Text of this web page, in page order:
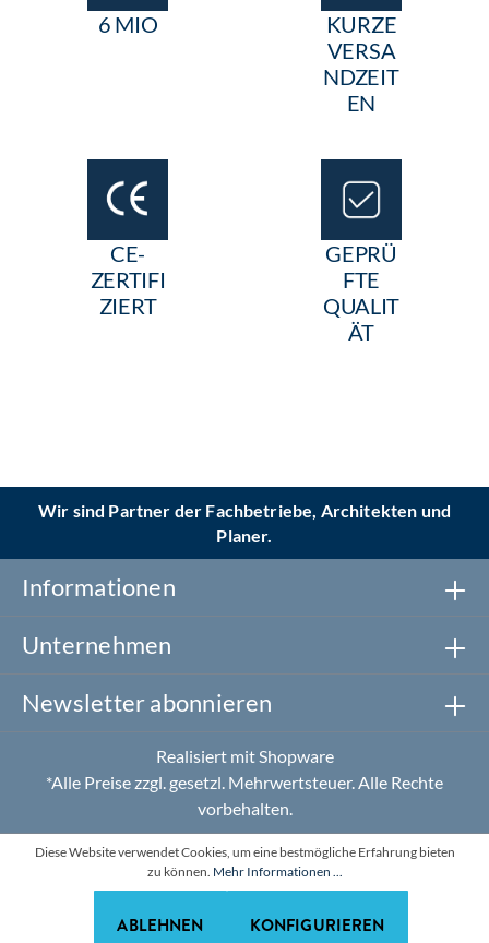
6 MIO
KURZE
VERSA
NDZEIT
EN
CE-
ZERTIFI
ZIERT
GEPRÜ
FTE
QUALIT
ÄT
Wir sind Partner der Fachbetriebe, Architekten und
Planer.
Informationen
Unternehmen
Newsletter abonnieren
Realisiert mit Shopware
*Alle Preise zzgl. gesetzl. Mehrwertsteuer. Alle Rechte
vorbehalten.
Diese Website verwendet Cookies, um eine bestmögliche Erfahrung bieten
zu können. Mehr Informationen ...
ABLEHNEN KONFIGURIEREN